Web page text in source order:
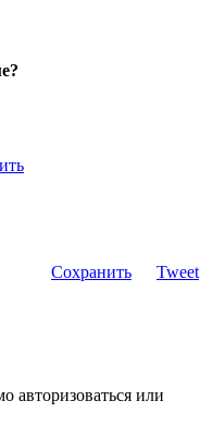
Сохранить Tweet
авторизоваться или